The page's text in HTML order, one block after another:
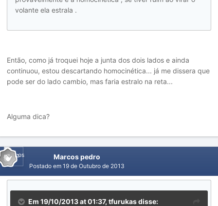
volante ela estrala .
Então, como já troquei hoje a junta dos dois lados e ainda
continuou, estou descartando homocinética... já me dissera que
pode ser do lado cambio, mas faria estralo na reta...
Alguma dica?
Marcos pedro
Postado em 19 de Outubro de 2013
Em 19/10/2013 at 01:37, tfurukas disse: